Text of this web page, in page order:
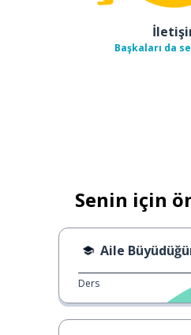
Başkaları da
Senin için
Aile
Ders